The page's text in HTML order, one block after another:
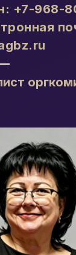
+7-968-